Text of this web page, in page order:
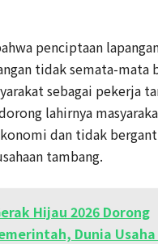
penciptaan
tidak semata-mata
sebagai pekerja
lahirnya
dan tidak
tambang.
Hijau 2026 Dorong
Dunia